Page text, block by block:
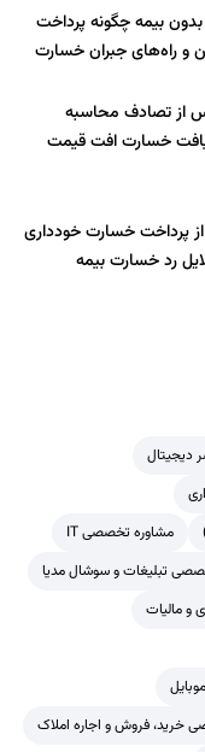
بیمه چگونه پرداخت
و راه‌های جبران خسارت
از تصادف محاسبه
خسارت افت قیمت
پرداخت خسارت خودداری
رد خسارت بیمه
دیجیتال
مشاوره تخصصی IT
تبلیغات و سوشال مدیا
و مالیات
خرید، فروش و اجاره املاک